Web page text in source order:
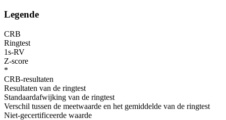
Legende
CRB
Ringtest
1s-RV
Z-score
*
CRB-resultaten
Resultaten van de ringtest
Standaardafwijking van de ringtest
Verschil tussen de meetwaarde en het gemiddelde van de ringtest
Niet-gecertificeerde waarde